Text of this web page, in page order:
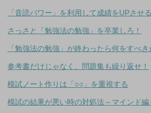
「音読パワー」を利用して成績をUPさせる
さっさと「勉強法の勉強」を卒業しろ！
「勉強法の勉強」が終わったら何をすべき
参考書だけじゃなく、問題集も繰り返せ！
模試ノート作りは「○○」を重視する
模試の結果が悪い時の対処法～マインド編